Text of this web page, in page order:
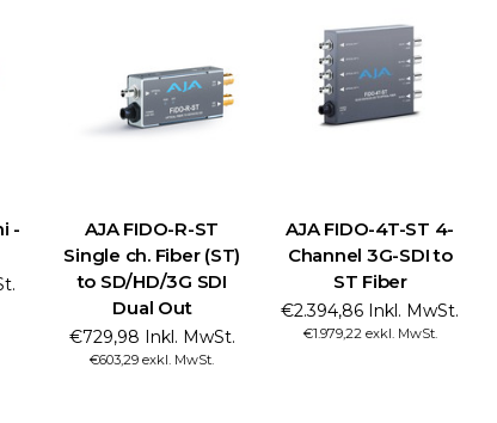
-
AJA FIDO-R-ST
Single ch. Fiber (ST)
to SD/HD/3G SDI
Dual Out
€729,98 Inkl. MwSt.
€603,29 exkl. MwSt.
AJA FIDO-4T-ST 4-
Channel 3G-SDI to
ST Fiber
€2.394,86 Inkl. MwSt.
€1.979,22 exkl. MwSt.